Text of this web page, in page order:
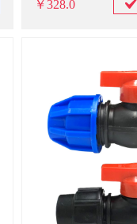
￥328.0